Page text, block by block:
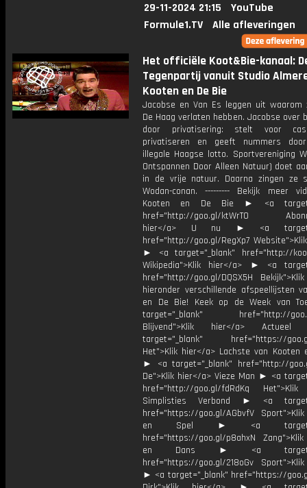
29-11-2024 21:15
YouTube
Formule1.TV
Alle afleveringen
Het officiële Koot&Bie-kanaal:
Tegenpartij vanuit Studio
Kooten en De Bie
Jacobse en Van Es leggen uit waarom
De Haag verlaten hebben. Jacobse over
door privatisering: stelt voor
privatiseren en geeft nummers
illegale Haagse lotto. Sportvereniging
Ontspannen Door Alleen Natuur) doet
in de vrije natuur. Daarna zingen ze
Wodan-conan. --------- Bekijk meer
Kooten en De Bie ► <a
href="http://goo.gl/ktWrT0
hier</a> U nu ► <a
href="http://goo.gl/RegXp7
► <a target="_blank" href="http://
Wikipedia">Klik hier</a> ► <a
href="http://goo.gl/DQSX5H
hieronder verschillende afspeellijsten
en De Bie! Keek op de Week van
target="_blank" href="http://
Blijvend">Klik hier</a>
target="_blank" href="https://
Het">Klik hier</a> Lachste van Kooten
► <a target="_blank" href="http://
De">Klik hier</a> Vieze Man ► <a
href="http://goo.gl/fdRdKq
Simplisties Verbond ► <a
href="https://goo.gl/AGbvfV
en Spel ► <a
href="https://goo.gl/p8ahxN
en Dans ► <a
href="https://goo.gl/218oGv
► <a target="_blank" href="https://